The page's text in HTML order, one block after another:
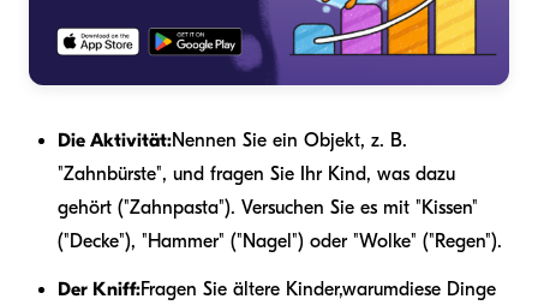
Die Aktivität:Nennen Sie ein Objekt, z. B.
"Zahnbürste", und fragen Sie Ihr Kind, was dazu
gehört ("Zahnpasta"). Versuchen Sie es mit "Kissen"
("Decke"), "Hammer" ("Nagel") oder "Wolke" ("Regen").
Der Kniff:Fragen Sie ältere Kinder,warumdiese Dinge